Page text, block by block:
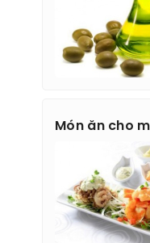
Món ăn cho